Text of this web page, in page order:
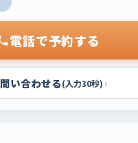
電話で予約する
問い合わせる(入力30秒) ›